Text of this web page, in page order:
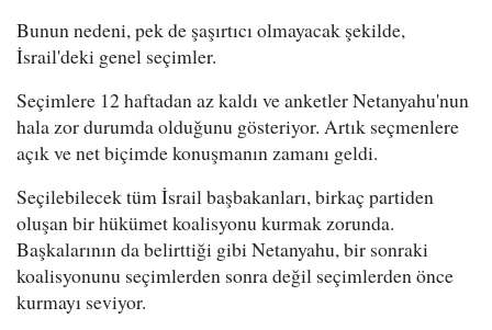
Bunun nedeni, pek de şaşırtıcı olmayacak şekilde,
İsrail'deki genel seçimler.
Seçimlere 12 haftadan az kaldı ve anketler Netanyahu'nun
hala zor durumda olduğunu gösteriyor. Artık seçmenlere
açık ve net biçimde konuşmanın zamanı geldi.
Seçilebilecek tüm İsrail başbakanları, birkaç partiden
oluşan bir hükümet koalisyonu kurmak zorunda.
Başkalarının da belirttiği gibi Netanyahu, bir sonraki
koalisyonunu seçimlerden sonra değil seçimlerden önce
kurmayı seviyor.